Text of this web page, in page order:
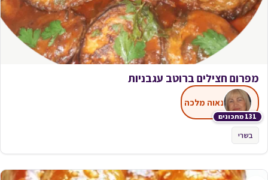
מפרום חצילים ברוטב עגבניות
131 מתכונים
נאוה מלכה
בשרי